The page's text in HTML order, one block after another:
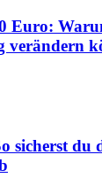
Euro:
verändern
sicherst du